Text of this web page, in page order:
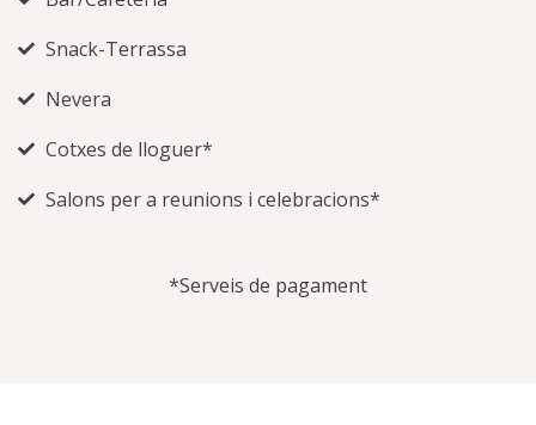
Snack-Terrassa
Nevera
Cotxes de lloguer*
Salons per a reunions i celebracions*
*Serveis de pagament